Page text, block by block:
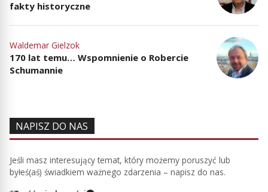
fakty historyczne
Waldemar Gielzok
170 lat temu… Wspomnienie o Robercie
Schumannie
NAPISZ DO NAS
Jeśli masz interesujący temat, który możemy poruszyć lub
byłeś(aś) świadkiem ważnego zdarzenia – napisz do nas.